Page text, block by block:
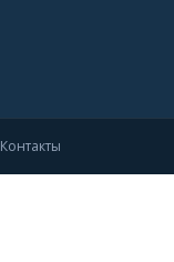
Контакты